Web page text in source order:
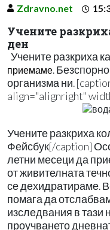
Zdravno.net
Учените
ден
Учените разкриха
приемаме.
организма ни.
align="alignright"
Учените разкриха
Фейсбук[/caption]
летни месеци да
от живителната
се дехидратираме.
помага да
изследвания в тази
проучването